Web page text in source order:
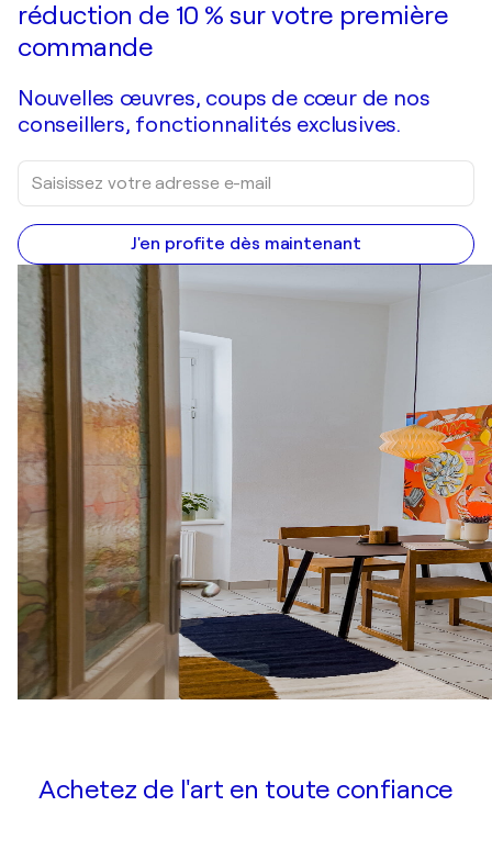
réduction de 10 % sur votre première
commande
Nouvelles œuvres, coups de cœur de nos
conseillers, fonctionnalités exclusives.
J'en profite dès maintenant
Achetez de l'art en toute confiance